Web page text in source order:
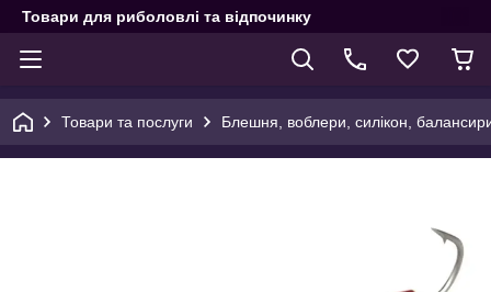
Товари для риболовлі та відпочинку
Товари та послуги Блешня, воблери, силікон,